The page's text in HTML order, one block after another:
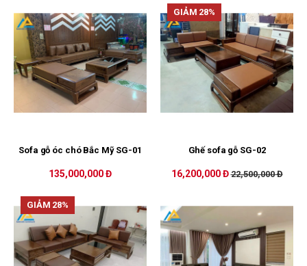
Sofa gỗ óc chó Bắc Mỹ SG-01
135,000,000 Đ
GIẢM 28%
Ghế sofa gỗ SG-02
16,200,000 Đ 22,500,000 Đ
GIẢM 28%